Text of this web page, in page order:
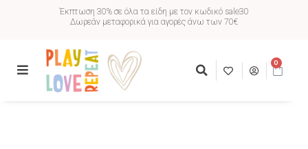
Έκπτωση 30% σε όλα τα είδη με τον κωδικό sale30
Δωρεάν μεταφορικά για αγορές άνω των 70€
0